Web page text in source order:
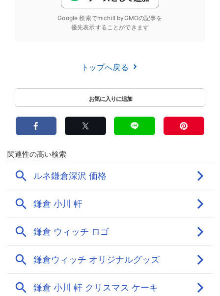
Google 検索でmichill byGMOの記事を
優先表示することができます
トップへ戻る